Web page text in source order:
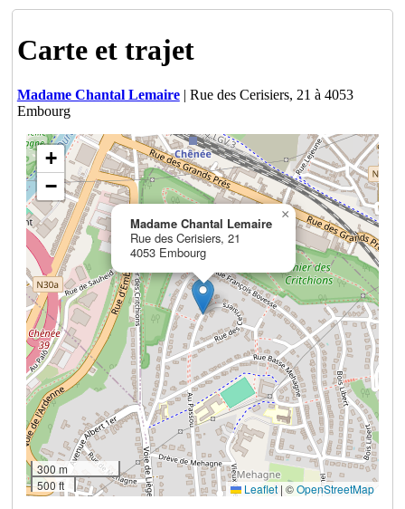
Carte et trajet
Madame Chantal Lemaire| Rue des Cerisiers, 21 à 4053
Embourg
Madame Chantal Lemaire
Rue des Cerisiers, 21
4053 Embourg
×
+
−
300 m
500 ft
Leaflet | ©OpenStreetMap